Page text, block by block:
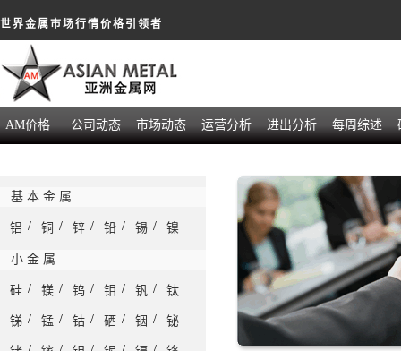
世界金属市场行情价格引领者
AM价格 公司动态 市场动态 运营分析 进出分析 每周综述
基 本 金 属
铝 / 铜 / 锌 / 铅 / 锡 / 镍
小 金 属
硅 / 镁 / 钨 / 钼 / 钒 / 钛
锑 / 锰 / 钴 / 硒 / 铟 / 铋